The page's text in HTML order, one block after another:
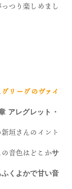
つり楽しめまし
グリーグのヴァイ
アレグレット・
新垣さんのイント
音色はどこかサ
くよかで甘い音